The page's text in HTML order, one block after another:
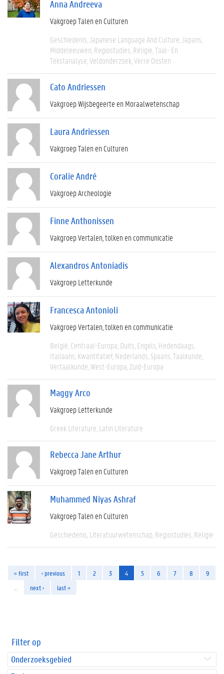
Anna Andreeva
Vakgroep Talen en Culturen
Geschiedenis Japanese Language And Culture Japans
Middeleeuwen Regiostudies Religie Taal- En
Tekstanalyse Veldonderzoek Verre Oosten
Cato Andriessen
Vakgroep Wijsbegeerte en Moraalwetenschap
Laura Andriessen
Vakgroep Talen en Culturen
Coralie André
Vakgroep Archeologie
Finne Anthonissen
Vakgroep Vertalen, tolken en communicatie
Alexandros Antoniadis
Vakgroep Letterkunde
Francesca Antonioli
Vakgroep Vertalen, tolken en communicatie
België Centraal-Europa Duits Engels Hedendaags
Italiaans Kwantitatief Nederlands Spaans Taalkunde
Vertaalkunde West-Europa Zuid-Europa
Maggy Arco
Vakgroep Letterkunde
Greek Literature Latin Literature
Rebecca Jane Arthur
Vakgroep Talen en Culturen
Muhammed Niyas Ashraf
Vakgroep Talen en Culturen
Geschiedenis Literatuurwetenschap Regiostudies Religie
« first ‹ previous 1 2 3 4 5 6 7 8
9
next › last »
Filter op
Onderzoeksgebied